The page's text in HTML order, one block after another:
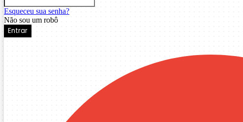
Esqueceu sua senha?
Não sou um robô
Entrar